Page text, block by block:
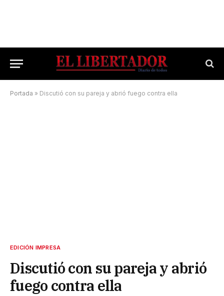
Portada » Discutió con su pareja y abrió fuego contra ella
EDICIÓN IMPRESA
Discutió con su pareja y abrió
fuego contra ella